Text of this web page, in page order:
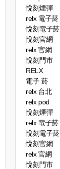
悅刻煙彈
relx 電子菸
悅刻電子菸
悅刻官網
relx 官網
悅刻門市
RELX
電子 菸
relx 台北
relx pod
悅刻煙彈
relx 電子菸
悅刻電子菸
悅刻官網
relx 官網
悅刻門市